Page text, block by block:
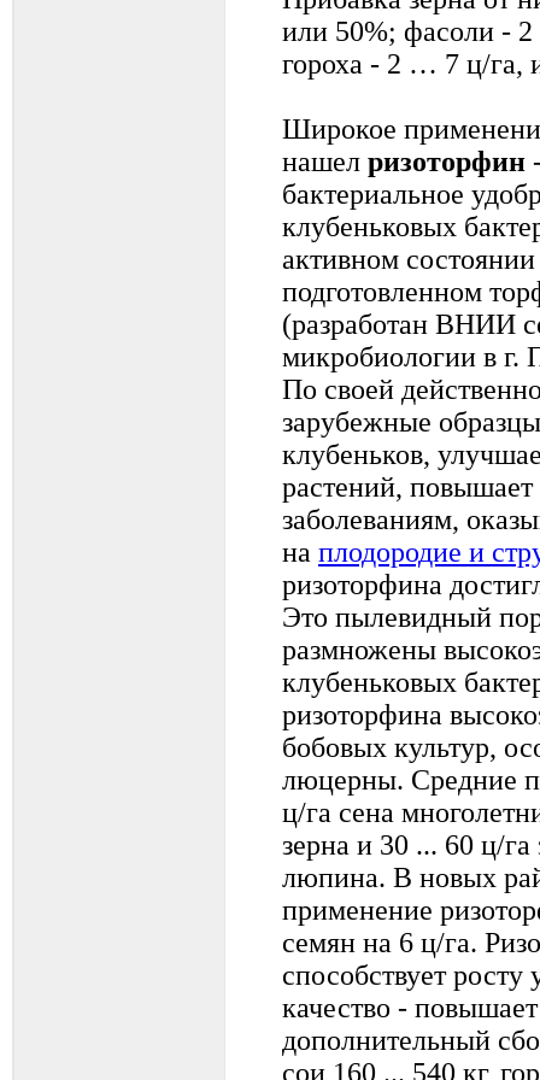
или 50%; фасоли -
гороха - 2 … 7 ц/га,
Широкое
нашел ризоторфин
бактериальное
клубеньковых
активном
подготовленном
(разработан ВНИИ
микробиологии в
По своей
зарубежные
клубеньков,
растений, повышает
заболеваниям,
на плодородие и
ризоторфина
Это пылевидный
размножены
клубеньковых
ризоторфина
бобовых культур,
люцерны. Средние
ц/га сена
зерна и 30 ... 60 ц/
люпина. В новых
применение
семян на 6 ц/га.
способствует
качество -
дополнительный
сои 160 ... 540 кг,